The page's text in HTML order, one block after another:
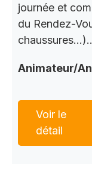
journée et
du Rendez-
chaussures…)..
Animateur/
Voir le
détail